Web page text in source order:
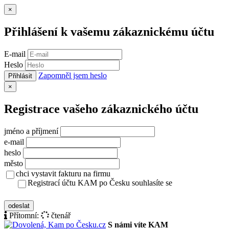
×
Přihlášení k vašemu zákaznickému účtu
E-mail
Heslo
Přihlásit Zapomněl jsem heslo
×
Registrace vašeho zákaznického účtu
jméno a příjmení
e-mail
heslo
město
chci vystavit fakturu na firmu
Registrací účtu KAM po Česku souhlasíte se
odeslat
Přítomní:
čtenář
S námi víte KAM